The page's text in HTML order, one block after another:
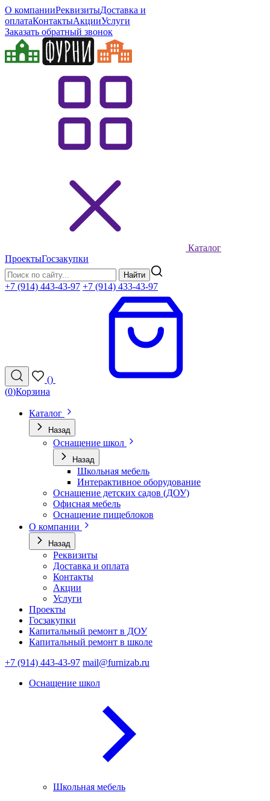
О компанииРеквизитыДоставка и
оплатаКонтактыАкцииУслуги
Заказать обратный звонок
Каталог
ПроектыГосзакупки
Найти
+7 (914) 443-43-97 +7 (914) 433-43-97
()
(0)Корзина
Каталог
Назад
Оснащение школ
Назад
Школьная мебель
Интерактивное оборудование
Оснащение детских садов (ДОУ)
Офисная мебель
Оснащение пищеблоков
О компании
Назад
Реквизиты
Доставка и оплата
Контакты
Акции
Услуги
Проекты
Госзакупки
Капитальный ремонт в ДОУ
Капитальный ремонт в школе
+7 (914) 443-43-97 mail@furnizab.ru
Оснащение школ
Школьная мебель